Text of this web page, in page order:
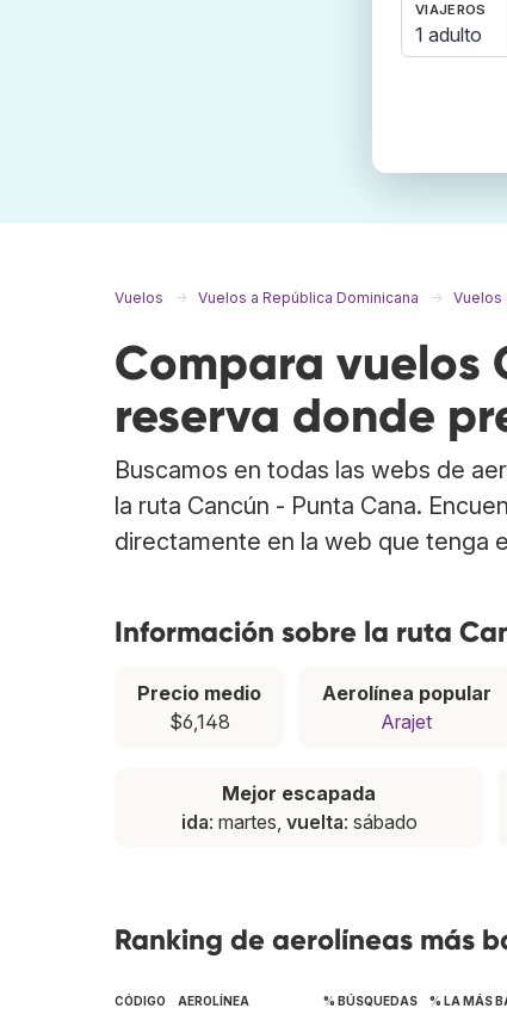
VIAJEROS
1 adulto
Vuelos Vuelos a República Dominicana Vuelos
Compara vuelos
reserva donde
Buscamos en todas las webs de
la ruta Cancún - Punta Cana.
directamente en la web que tenga
Información sobre la ruta
Precio medio
$6,148
Aerolínea popular
Arajet
Mejor escapada
ida: martes, vuelta: sábado
Ranking de aerolíneas más
CÓDIGO AEROLÍNEA % BÚSQUEDAS % LA MÁS